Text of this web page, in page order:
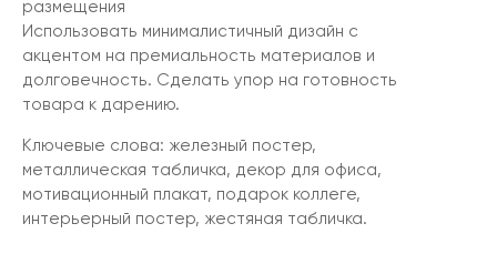
размещения
Использовать минималистичный дизайн с
акцентом на премиальность материалов и
долговечность. Сделать упор на готовность
товара к дарению.
Ключевые слова: железный постер,
металлическая табличка, декор для офиса,
мотивационный плакат, подарок коллеге,
интерьерный постер, жестяная табличка.